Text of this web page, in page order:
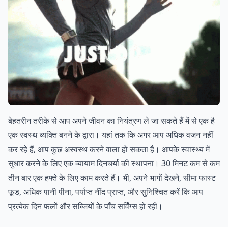
बेहतरीन तरीके से आप अपने जीवन का नियंत्रण ले जा सकते हैं में से एक है
एक स्वस्थ व्यक्ति बनने के द्वारा। यहां तक कि अगर आप अधिक वजन नहीं
कर रहे हैं, आप कुछ अस्वस्थ करने वाला हो सकता है। आपके स्वास्थ्य में
सुधार करने के लिए एक व्यायाम दिनचर्या की स्थापना। 30 मिनट कम से कम
तीन बार एक हफ्ते के लिए काम करते हैं। भी, अपने भागों देखने, सीमा फास्ट
फूड, अधिक पानी पीना, पर्याप्त नींद प्राप्त, और सुनिश्चित करें कि आप
प्रत्येक दिन फलों और सब्जियों के पाँच सर्विंग्स हो रही।